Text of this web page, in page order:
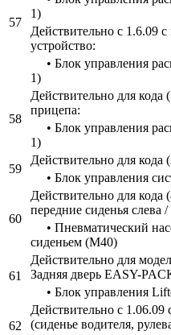
57
1)
Действительно с 1.6.09
устройство:
• Блок управления
1)
58
Действительно для кода
прицепа:
• Блок управления
1)
59
Действительно для кода
• Блок управления
60
Действительно для
передние сиденья слева /
• Пневматический
сиденьем (M40)
61
Действительно для
Задняя дверь EASY-
• Блок управления
62
Действительно с
(сиденье водителя,